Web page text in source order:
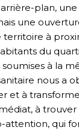
arrière-plan,
une
territoire à
du
à la
nous a
et à
à
attention, qui